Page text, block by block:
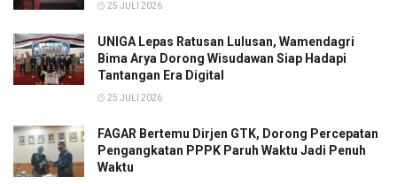
25 JULI 2026
UNIGA Lepas Ratusan Lulusan, Wamendagri
Bima Arya Dorong Wisudawan Siap Hadapi
Tantangan Era Digital
25 JULI 2026
FAGAR Bertemu Dirjen GTK, Dorong Percepatan
Pengangkatan PPPK Paruh Waktu Jadi Penuh
Waktu